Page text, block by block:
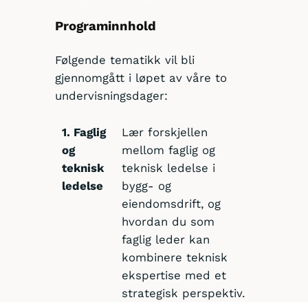
Programinnhold
Følgende tematikk vil bli
gjennomgått i løpet av våre to
undervisningsdager:
1. Faglig
og
teknisk
ledelse
Lær forskjellen
mellom faglig og
teknisk ledelse i
bygg- og
eiendomsdrift, og
hvordan du som
faglig leder kan
kombinere teknisk
ekspertise med et
strategisk perspektiv.